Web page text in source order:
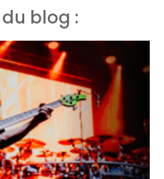
blog :